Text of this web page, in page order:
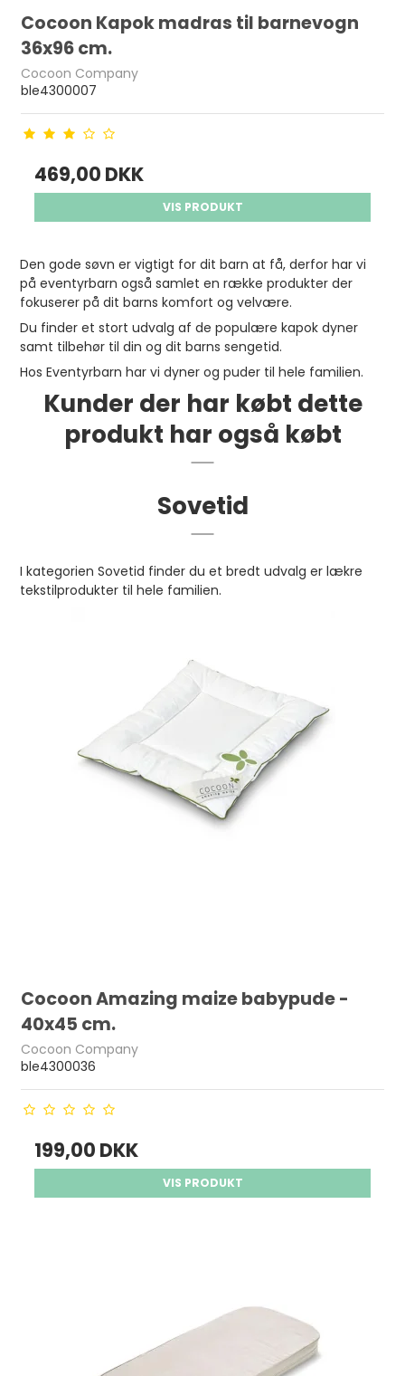
Cocoon Kapok madras til barnevogn
36x96 cm.
Cocoon Company
ble4300007
469,00 DKK
VIS PRODUKT
Den gode søvn er vigtigt for dit barn at få, derfor har vi
på eventyrbarn også samlet en række produkter der
fokuserer på dit barns komfort og velvære.
Du finder et stort udvalg af de populære kapok dyner
samt tilbehør til din og dit barns sengetid.
Hos Eventyrbarn har vi dyner og puder til hele familien.
Kunder der har købt dette
produkt har også købt
Sovetid
I kategorien Sovetid finder du et bredt udvalg er lækre
tekstilprodukter til hele familien.
Cocoon Amazing maize babypude -
40x45 cm.
Cocoon Company
ble4300036
199,00 DKK
VIS PRODUKT